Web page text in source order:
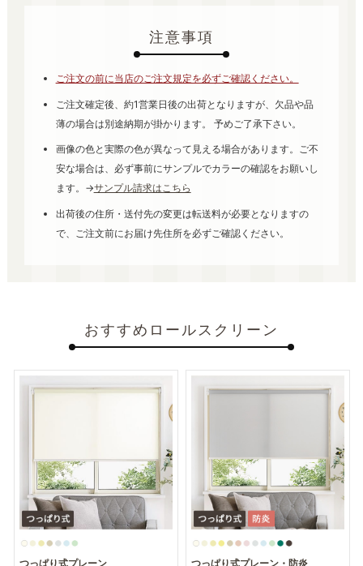
注意事項
ご注文の前に当店のご注文規定を必ずご確認ください。
ご注文確定後、約1営業日後の出荷となりますが、欠品や品
薄の場合は別途納期が掛かります。 予めご了承下さい。
画像の色と実際の色が異なって見える場合があります。ご不
安な場合は、必ず事前にサンプルでカラーの確認をお願いし
ます。→サンプル請求はこちら
出荷後の住所・送付先の変更は転送料が必要となりますの
で、ご注文前にお届け先住所を必ずご確認ください。
おすすめロールスクリーン
つっぱり式プレーン つっぱり式プレーン・防炎